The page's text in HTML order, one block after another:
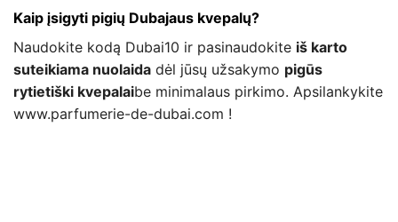
Kaip įsigyti pigių Dubajaus kvepalų?
Naudokite kodą Dubai10 ir pasinaudokite iš karto
suteikiama nuolaida dėl jūsų užsakymo pigūs
rytietiški kvepalaibe minimalaus pirkimo. Apsilankykite
www.parfumerie-de-dubai.com !